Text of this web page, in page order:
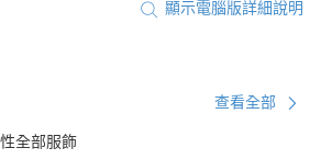
顯示電腦版詳細說明
查看全部
全部服飾